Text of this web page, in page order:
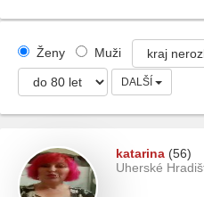
Ženy Muži
DALŠÍ
katarina (56)
Uherské